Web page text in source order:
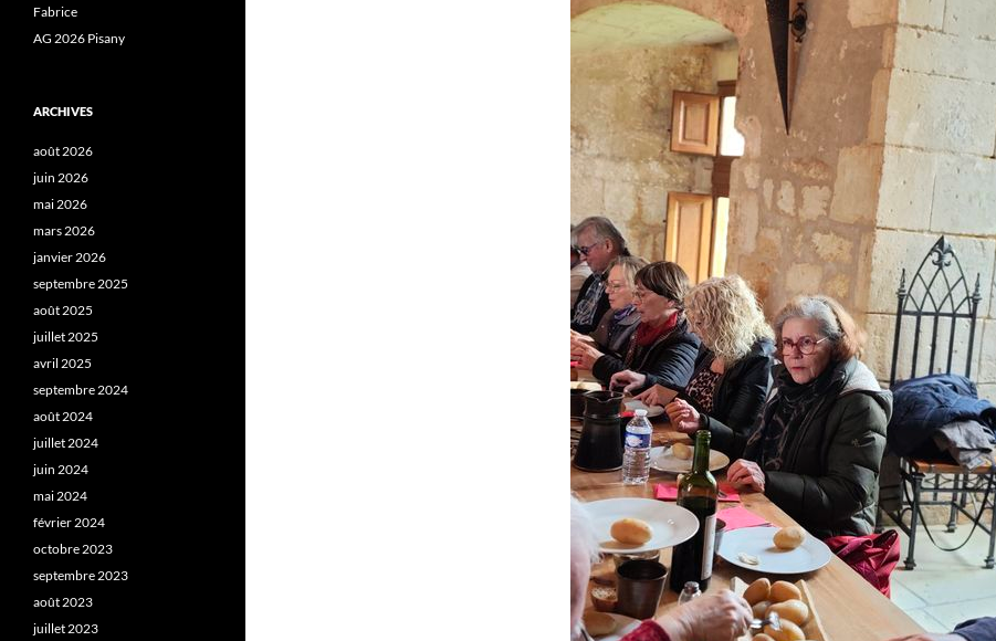
Fabrice
AG 2026 Pisany
ARCHIVES
août 2026
juin 2026
mai 2026
mars 2026
janvier 2026
septembre 2025
août 2025
juillet 2025
avril 2025
septembre 2024
août 2024
juillet 2024
juin 2024
mai 2024
février 2024
octobre 2023
septembre 2023
août 2023
juillet 2023